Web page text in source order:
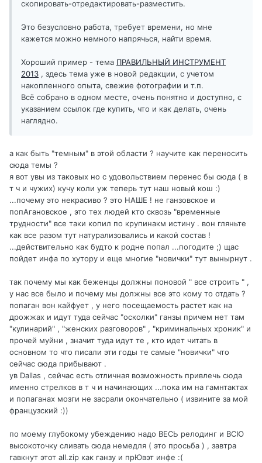
скопировать-отредактировать-разместить.
Это безусловно работа, требует времени, но мне
кажется можно немного напрячься, найти время.
Хороший пример - тема ПРАВИЛЬНЫЙ ИНСТРУМЕНТ
2013 , здесь тема уже в новой редакции, с учетом
накопленного опыта, свежие фотографии и т.п.
Всё собрано в одном месте, очень понятно и доступно, с
указанием ссылок где купить, что и как делать, очень
наглядно.
а как быть "темным" в этой области ? научите как переносить
сюда темы ?
я вот увы из таковых но с удовольствием перенес бы сюда ( в
т ч и чужих) кучу коли уж теперь тут наш новый кош :)
...почему это некрасиво ? это НАШЕ ! не ганзовское и
попАгановское , это тех людей кто сквозь "временные
трудности" все таки копил по крупинакм истину . вон гляньте
как все разом тут натурализовались и какой состав !
...действительно как будто к родне попал ...погодите ;) щас
пойдет инфа по хутору и еще многие "новички" тут вынырнут .
так почему мы как беженцы должны поновой " все строить " ,
у нас все было и почему мы должны все это кому то отдать ?
попаган вон кайфует , у него посещаемость растет как на
дрожжах и идут туда сейчас "осколки" ганзы причем нет там
"кулинарий" , "женских разговоров" , "криминальных хроник" и
прочей муйни , значит туда идут те , кто идет читать в
основном то что писали эти годы те самые "новички" что
сейчас сюда прибывают .
ув Dallas , сейчас есть отличная возможность привлечь сюда
именно стрелков в т ч и начинающих ...пока им на гамнтактах
и попаганах мозги не засрали окончательно ( извините за мой
французский :))
по моему глубокому убеждению надо ВЕСЬ релодинг и ВСЮ
высокоточку сливать сюда немедля ( это просьба ) , завтра
гавкнут этот all.zip как ганзу и прЮвэт инфе :(